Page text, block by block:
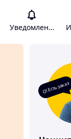
Уведомления
О! Есть заказ